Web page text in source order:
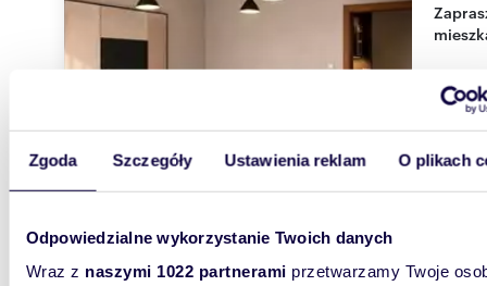
Zgoda Szczegóły Ustawienia reklam O plikach
Odpowiedzialne wykorzystanie Twoich danych
Wraz z naszymi 1022 partnerami przetwarzamy Twoje
Zapraszam do obejrzenia 2-pokojowego
960